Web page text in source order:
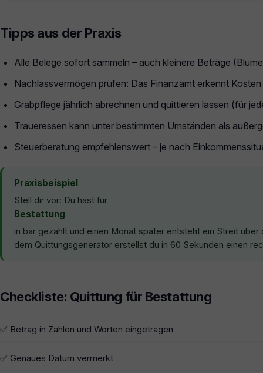
Tipps aus der Praxis
Alle Belege sofort sammeln – auch kleinere Beträge
Nachlassvermögen prüfen: Das Finanzamt erkennt
Grabpflege jährlich abrechnen und quittieren lassen (für
Traueressen kann unter bestimmten Umständen als
Steuerberatung empfehlenswert – je nach
Praxisbeispiel
Stell dir vor: Du hast für
Bestattung
in bar gezahlt und einen Monat später entsteht ein Streit
dem Quittungsgenerator erstellst du in 60 Sekunden einen
Checkliste: Quittung für Bestattung
✅ Betrag in Zahlen und Worten eingetragen
✅ Genaues Datum vermerkt